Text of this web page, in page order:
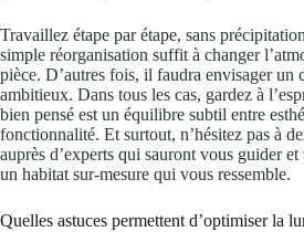
Travaillez étape par étape, sans
simple réorganisation suffit à changer
pièce. D’autres fois, il faudra envisager un
ambitieux. Dans tous les cas, gardez à
bien pensé est un équilibre subtil entre
fonctionnalité. Et surtout, n’hésitez pas à
auprès d’experts qui sauront vous guider
un habitat sur-mesure qui vous ressemble.
Quelles astuces permettent d’optimiser la